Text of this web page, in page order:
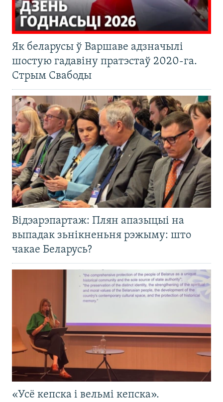
Як беларусы ў Варшаве адзначылі
шостую гадавіну пратэстаў 2020-га.
Стрым Свабоды
Відэарэпартаж: Плян апазыцыі на
выпадак зьнікненьня рэжыму: што
чакае Беларусь?
«Усё кепска і вельмі кепска».